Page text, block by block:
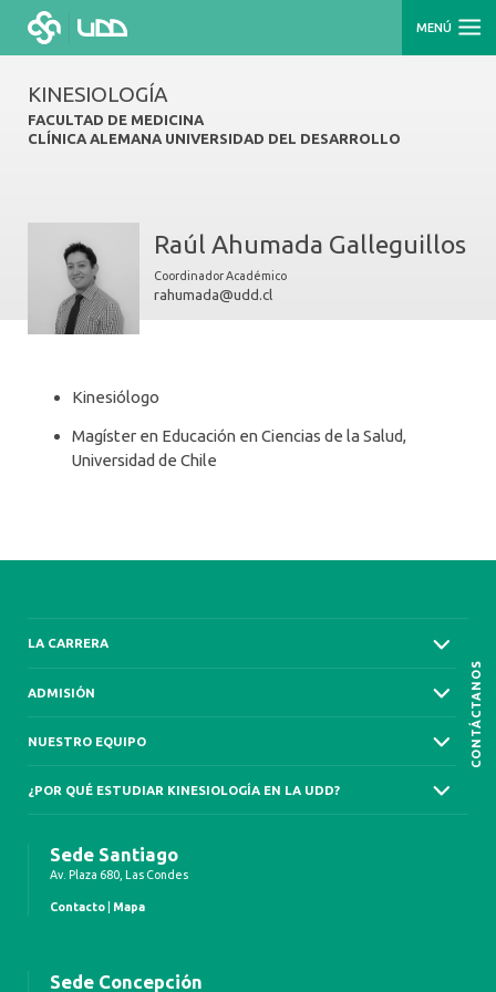
MENÚ
KINESIOLOGÍA
FACULTAD DE MEDICINA
CLÍNICA ALEMANA UNIVERSIDAD DEL DESARROLLO
Raúl Ahumada Galleguillos
Coordinador Académico
rahumada@udd.cl
Kinesiólogo
Magíster en Educación en Ciencias de la Salud,
Universidad de Chile
CONTÁCTANOS
LA CARRERA
ADMISIÓN
NUESTRO EQUIPO
¿POR QUÉ ESTUDIAR KINESIOLOGÍA EN LA UDD?
Sede Santiago
Av. Plaza 680, Las Condes
Contacto Mapa
Sede Concepción